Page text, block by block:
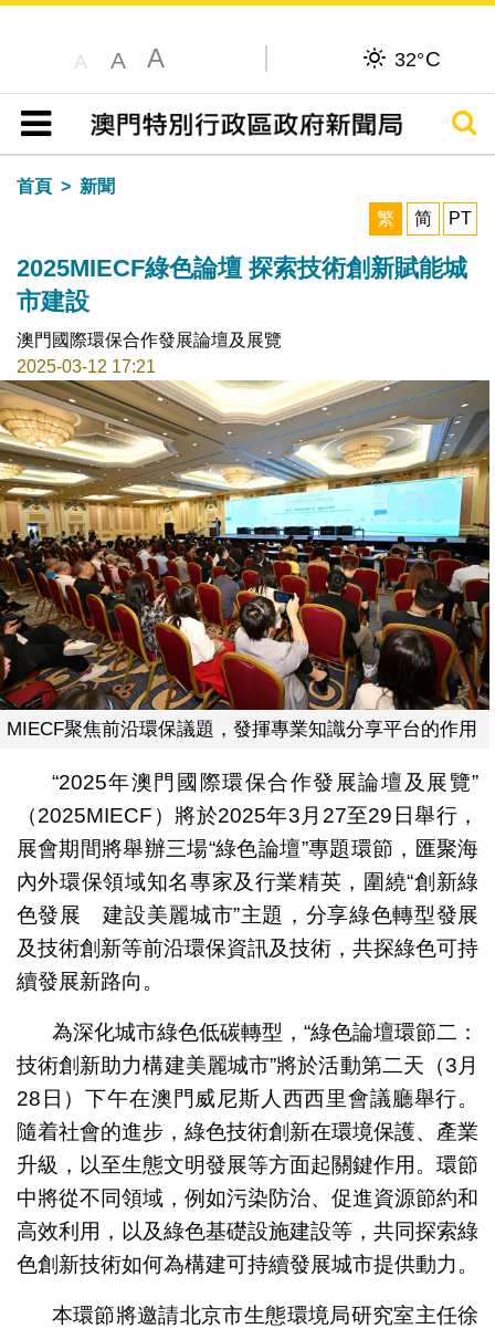
A A A 32°C
目錄
搜尋
首頁
新聞
繁
简 PT
2025MIECF綠色論壇 探索技術創新賦能城
市建設
澳門國際環保合作發展論壇及展覽
2025-03-12 17:21
MIECF聚焦前沿環保議題，發揮專業知識分享平台的作用
“2025年澳門國際環保合作發展論壇及展覽”
（2025MIECF）將於2025年3月27至29日舉行，
展會期間將舉辦三場“綠色論壇”專題環節，匯聚海
內外環保領域知名專家及行業精英，圍繞“創新綠
色發展 建設美麗城市”主題，分享綠色轉型發展
及技術創新等前沿環保資訊及技術，共探綠色可持
續發展新路向。
為深化城市綠色低碳轉型，“綠色論壇環節二：
技術創新助力構建美麗城市”將於活動第二天（3月
28日）下午在澳門威尼斯人西西里會議廳舉行。
隨着社會的進步，綠色技術創新在環境保護、產業
升級，以至生態文明發展等方面起關鍵作用。環節
中將從不同領域，例如污染防治、促進資源節約和
高效利用，以及綠色基礎設施建設等，共同探索綠
色創新技術如何為構建可持續發展城市提供動力。
本環節將邀請北京市生態環境局研究室主任徐